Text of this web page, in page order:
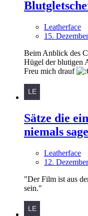
Leatherface
15.
Beim Anblick des
Hügel der blutigen
Freu mich drauf
Sätze die
niemals
Leatherface
12.
"Der Film ist aus
sein."